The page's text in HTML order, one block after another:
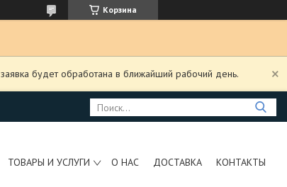
Корзина
будет обработана в ближайший рабочий день.
ТОВАРЫ И УСЛУГИ О НАС ДОСТАВКА КОНТАКТЫ